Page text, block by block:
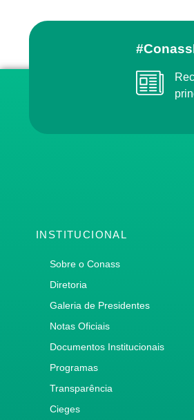
Receba o conteúdo semanal do Conass com as
INSTITUCIONAL
Sobre o Conass
Diretoria
Galeria de Presidentes
Notas Oficiais
Documentos Institucionais
Programas
Transparência
Cieges